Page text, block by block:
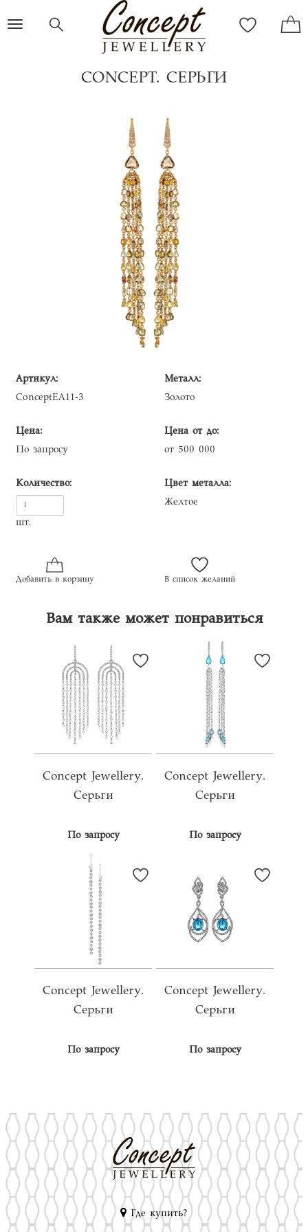
Toggle
CONCEPT. СЕРЬГИ
Артикул:
ConceptEA11-3
Цена:
По запросу
Количество:
шт.
Металл:
Золото
Цена от до:
от 500 000
Цвет металла:
Желтое
Добавить в корзину В список желаний
Вам также может понравиться
Concept Jewellery.
Серьги
По запросу
Concept Jewellery.
Серьги
По запросу
Concept Jewellery.
Серьги
По запросу
Concept Jewellery.
Серьги
По запросу
Где купить?